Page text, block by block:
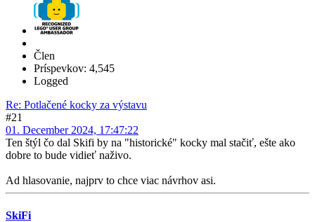
Člen
Príspevkov: 4,545
Logged
Re: Potlačené kocky za výstavu
#21
01. December 2024, 17:47:22
Ten štýl čo dal Skifi by na "historické" kocky mal stačiť, ešte ako
dobre to bude vidieť naživo.
Ad hlasovanie, najprv to chce viac návrhov asi.
SkiFi